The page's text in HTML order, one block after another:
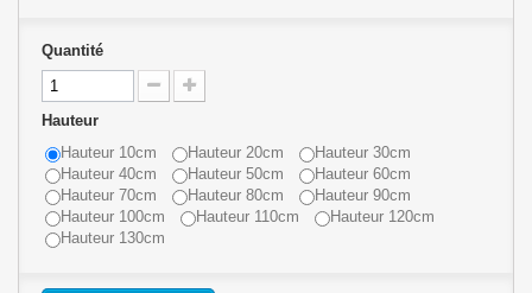
Quantité
Hauteur
Hauteur 10cm
Hauteur 20cm
Hauteur 30cm
Hauteur 40cm
Hauteur 50cm
Hauteur 60cm
Hauteur 70cm
Hauteur 80cm
Hauteur 90cm
Hauteur 100cm
Hauteur 110cm
Hauteur 120cm
Hauteur 130cm